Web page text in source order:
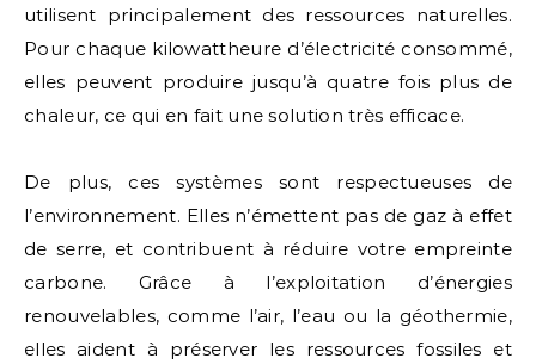
utilisent principalement des ressources naturelles.
Pour chaque kilowattheure d’électricité consommé,
elles peuvent produire jusqu’à quatre fois plus de
chaleur, ce qui en fait une solution très efficace.
De plus, ces systèmes sont respectueuses de
l’environnement. Elles n’émettent pas de gaz à effet
de serre, et contribuent à réduire votre empreinte
carbone. Grâce à l’exploitation d’énergies
renouvelables, comme l’air, l’eau ou la géothermie,
elles aident à préserver les ressources fossiles et